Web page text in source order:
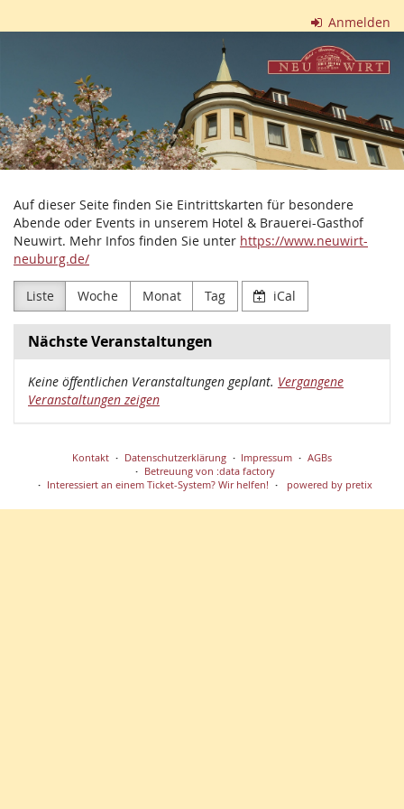
Haupt-
Anmelden
Brauerei-
Gasthof
Neuwirt
Auf dieser Seite finden Sie Eintrittskarten für besondere
Abende oder Events in unserem Hotel & Brauerei-Gasthof
Neuwirt. Mehr Infos finden Sie unter https://www.neuwirt-
neuburg.de/
Liste Woche Monat Tag iCal
Nächste Veranstaltungen
Keine öffentlichen Veranstaltungen geplant. Vergangene
Veranstaltungen zeigen
Kontakt Datenschutzerklärung Impressum
AGBs
Betreuung von :data factory
Interessiert an einem Ticket-System? Wir helfen!
powered by pretix